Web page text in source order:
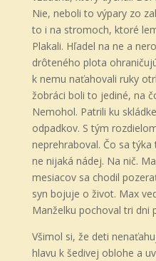
Nie, neboli to výpary zo
to i na stromoch, ktoré
Plakali. Hľadel na ne a
drôteného plota
k nemu naťahovali ruky
žobráci boli to jediné, na
Nemohol. Patrili ku
odpadkov. S tým
neprehraboval. Čo sa
ne nijaká nádej. Na nič.
mesiacov sa chodil
syn bojuje o život. Max
Manželku pochoval tri dni
Všimol si, že deti
hlavu k šedivej oblohe a